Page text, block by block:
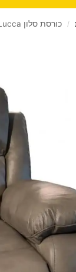
/ כורסת סלון Lucca